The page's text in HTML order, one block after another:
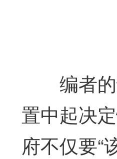
编者的
置中起决
府不仅要“